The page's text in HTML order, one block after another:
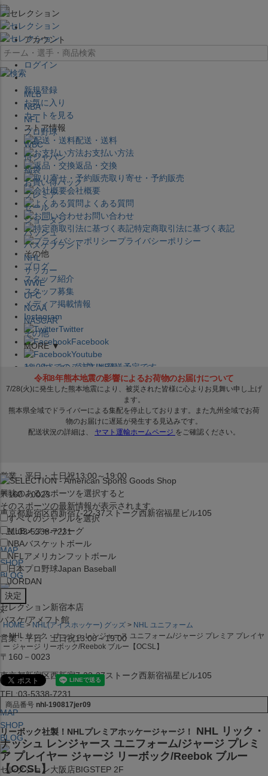
×
アカウント
ログイン
新規登録
お気に入り
カートを見る
ストア情報
配送・送料
お支払い方法
返品・交換
取り寄せ・予約販売
会社概要
よくある質問
お問い合わせ
特定商取引法に基づく表記
プライバシーポリシー
その他
ブログ
スタッフ紹介
スタッフ募集
メディア掲載情報
Instagram
Twitter
Facebook
Youtube
セレクション公式LINE@
営業：平日・土日祝13:00～19:00
〒160－0023
東京都新宿区西新宿7-22-37ストーク西新宿福星ビル105
TEL:03-5338-7231
MAP
SHOP
BLOG
セレクション新宿本店
バスケ/アメフト館
営業：平日・土日祝13:00～19:00
〒160－0023
東京都新宿区西新宿7-22-37ストーク西新宿福星ビル105
TEL:03-5338-7231
MAP
SHOP
BLOG
セレクション大阪店BIGSTEP 2F
MLB
NBA
NFL
プロ野球
WBC
侍ジャパン
福袋
お買い得パック
プレミア
セール
ジョーダン
バッシュ
バスケブランド
NHL
サッカー
WWE
UFC
NCAA
NASCAR
その他
MORE ▼
12:00までのご注文は発送予定です。
在庫品は 1-3営業日内で発送!! ※お取寄せ商品は対象外
興味のあるスポーツを選択すると
そのスポーツの最新情報が表示されます。
すべてのジャンルを選択
MLBメジャーリーグ
NBAバスケットボール
NFL アメリカンフットボール
日本プロ野球Japan Baseball
JORDAN
x
HOME NHL(アイスホッケー) グッズ
NHL ユニフォーム
NHL リック・ナッシュ レンジャース ユニフォーム/ジャージ プレミア プレイヤ
ー ジャージ リーボック/Reebok ブルー【OCSL】
商品番号 nhl-190817jer09
リーボック社製！NHLプレミアホッケージャージ！
NHL リック・
ナッシュ レンジャース ユニフォーム/ジャージ プレミ
ア プレイヤー ジャージ リーボック/Reebok ブルー
【OCSL】